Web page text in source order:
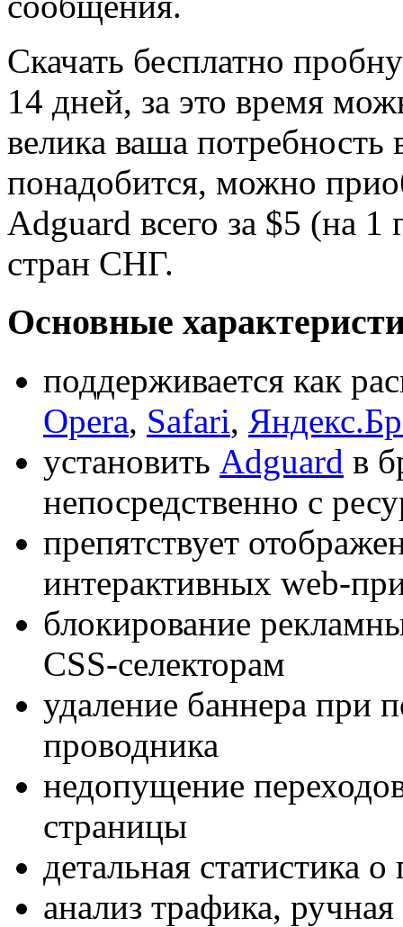
Скачать бесплатно
14 дней, за это время
велика ваша потребность
понадобится, можно
Adguard всего за $5 (на
стран СНГ.
Основные
поддерживается как
Opera, Safari,
установить Adguard в
непосредственно с
препятствует
интерактивных web-
блокирование
СSS-селекторам
удаление баннера при
проводника
недопущение
страницы
детальная статистика
анализ трафика,